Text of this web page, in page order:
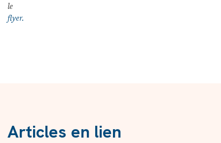
le
flyer.
Articles en lien